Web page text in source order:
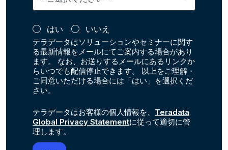
はい いいえ
テラデータはソリューションやセミナーに関す
る最新情報をメールにてご案内する場合があり
ます。 なお、お送りするメールにあるリンクか
らいつでも配信停止できます。 以上をご理解・
ご同意いただける場合には「はい」を選択くだ
さい。
テラデータはお客様の個人情報を、 Teradata
Global Privacy Statementに従って適切に管
理します。